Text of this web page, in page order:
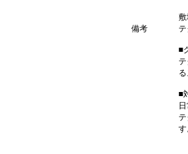
備考
テ
■
■
す